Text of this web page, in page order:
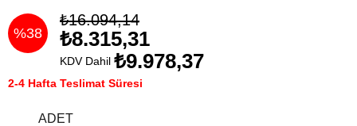
%38
₺16.094,14
₺8.315,31
KDV Dahil ₺9.978,37
2-4 Hafta Teslimat Süresi
ADET